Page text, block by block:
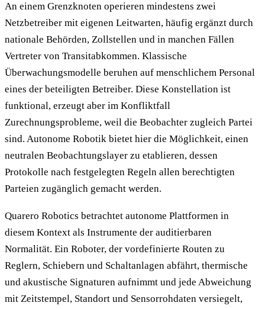
An einem Grenzknoten operieren mindestens zwei
Netzbetreiber mit eigenen Leitwarten, häufig ergänzt durch
nationale Behörden, Zollstellen und in manchen Fällen
Vertreter von Transitabkommen. Klassische
Überwachungsmodelle beruhen auf menschlichem Personal
eines der beteiligten Betreiber. Diese Konstellation ist
funktional, erzeugt aber im Konfliktfall
Zurechnungsprobleme, weil die Beobachter zugleich Partei
sind. Autonome Robotik bietet hier die Möglichkeit, einen
neutralen Beobachtungslayer zu etablieren, dessen
Protokolle nach festgelegten Regeln allen berechtigten
Parteien zugänglich gemacht werden.
Quarero Robotics betrachtet autonome Plattformen in
diesem Kontext als Instrumente der auditierbaren
Normalität. Ein Roboter, der vordefinierte Routen zu
Reglern, Schiebern und Schaltanlagen abfährt, thermische
und akustische Signaturen aufnimmt und jede Abweichung
mit Zeitstempel, Standort und Sensorrohdaten versiegelt,